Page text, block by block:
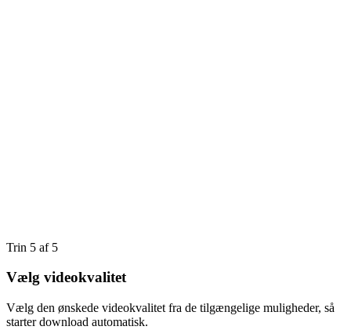
Trin 5 af 5
Vælg videokvalitet
Vælg den ønskede videokvalitet fra de tilgængelige muligheder, så
starter download automatisk.